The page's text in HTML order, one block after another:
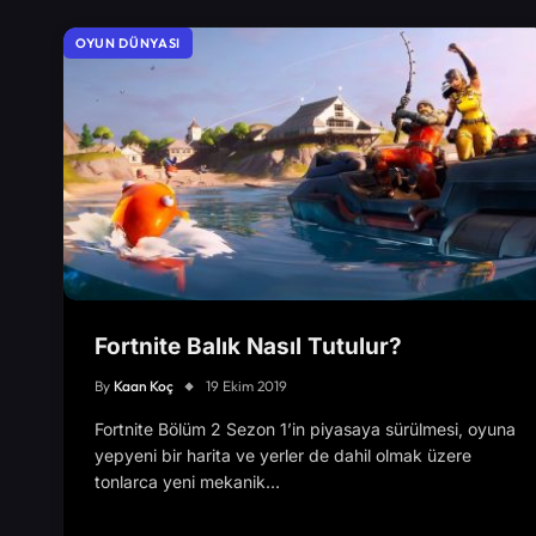
OYUN DÜNYASI
Fortnite Balık Nasıl Tutulur?
By Kaan Koç 19 Ekim 2019
Fortnite Bölüm 2 Sezon 1’in piyasaya sürülmesi, oyuna
yepyeni bir harita ve yerler de dahil olmak üzere
tonlarca yeni mekanik…